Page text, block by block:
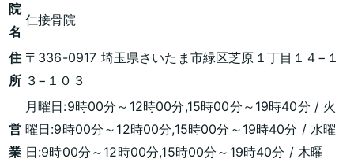
院
名
仁接骨院
住
所
〒336-0917 埼玉県さいたま市緑区芝原１丁目１４−１
３−１０３
営
業
月曜日:9時00分～12時00分,15時00分～19時40分 / 火
曜日:9時00分～12時00分,15時00分～19時40分 / 水曜
日:9時00分～12時00分,15時00分～19時40分 / 木曜